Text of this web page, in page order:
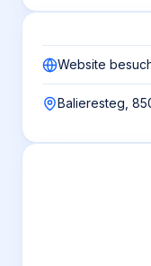
Website
Balieresteg,